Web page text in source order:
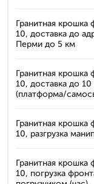
Гранитная крошка
10, доставка до
Перми до 5 км
Гранитная крошка
10, доставка до
(платформа/
Гранитная крошка
10, разгрузка
Гранитная крошка
10, погрузка